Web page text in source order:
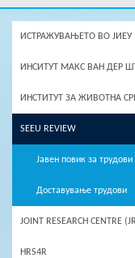
ИСТРАЖУВАЊЕТО ВО ЈИЕУ
ИНСИТУТ МАКС ВАН ДЕР
ИНСТИТУТ ЗА ЖИВОТНА
SEEU REVIEW
Јавен повик за
Доставување трудови
JOINT RESEARCH CENTRE
HRS4R